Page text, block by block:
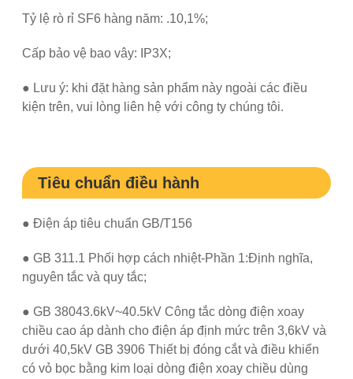
Tỷ lệ rò rỉ SF6 hàng năm: .10,1%;
Cấp bảo vệ bao vây: IP3X;
● Lưu ý: khi đặt hàng sản phẩm này ngoài các điều
kiện trên, vui lòng liên hệ với công ty chúng tôi.
Tiêu chuẩn điều hành
● Điện áp tiêu chuẩn GB/T156
● GB 311.1 Phối hợp cách nhiệt-Phần 1:Định nghĩa,
nguyên tắc và quy tắc;
● GB 38043.6kV~40.5kV Công tắc dòng điện xoay
chiều cao áp dành cho điện áp định mức trên 3,6kV và
dưới 40,5kV GB 3906 Thiết bị đóng cắt và điều khiển
có vỏ bọc bằng kim loại dòng điện xoay chiều dùng